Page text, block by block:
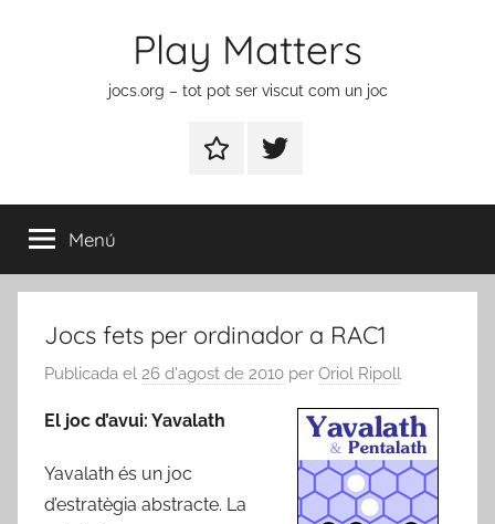
Play Matters
jocs.org – tot pot ser viscut com un joc
ContactarElement
menú
Menú
Jocs fets per ordinador a RAC1
Publicada el 26 d'agost de 2010 per Oriol Ripoll
El joc d’avui: Yavalath
Yavalath és un joc
d’estratègia abstracte. La